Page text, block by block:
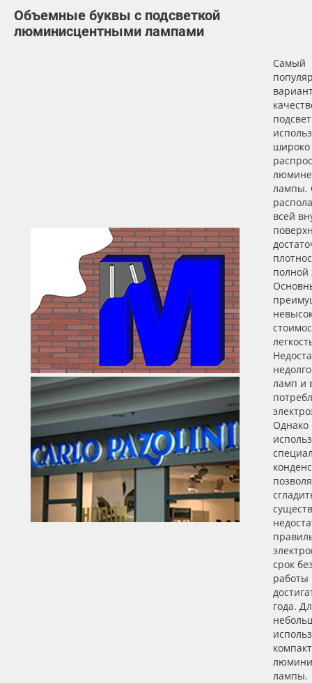
Объемные буквы с подсветкой
люминисцентными лампами
Самый
широко
лампы.
всей
полной
ламп и
Однако
срок
работы
года.
лампы.